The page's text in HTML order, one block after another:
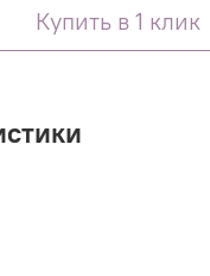
Купить в 1 клик